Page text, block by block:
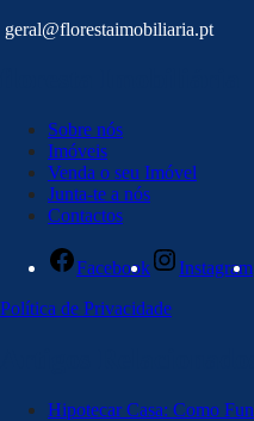
geral@florestaimobiliaria.pt
Sobre nós
Imóveis
Venda o seu Imóvel
Junta-te a nós
Contactos
Facebook Instagram
Política de Privacidade
Hipotecar Casa: Como